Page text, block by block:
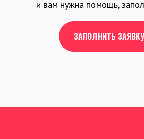
и вам нужна помощь,
ЗАПОЛНИТЬ